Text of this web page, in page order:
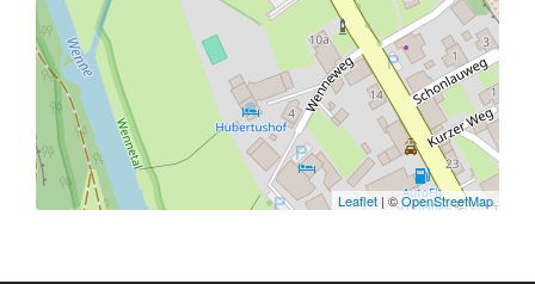
Leaflet | ©OpenStreetMap